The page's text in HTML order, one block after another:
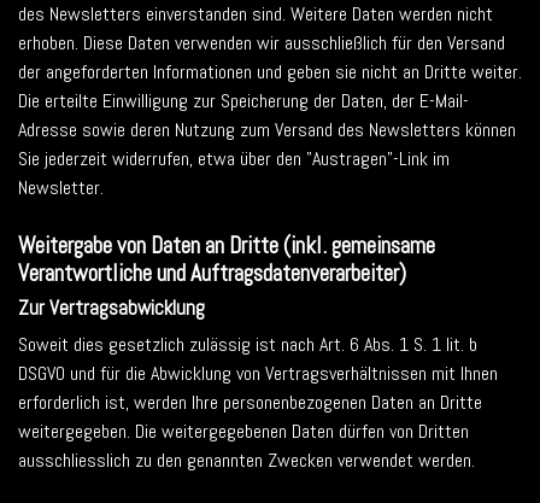
des Newsletters einverstanden sind. Weitere Daten werden nicht
erhoben. Diese Daten verwenden wir ausschließlich für den Versand
der angeforderten Informationen und geben sie nicht an Dritte weiter.
Die erteilte Einwilligung zur Speicherung der Daten, der E-Mail-
Adresse sowie deren Nutzung zum Versand des Newsletters können
Sie jederzeit widerrufen, etwa über den "Austragen"-Link im
Newsletter.
Weitergabe von Daten an Dritte (inkl. gemeinsame
Verantwortliche und Auftragsdatenverarbeiter)
Zur Vertragsabwicklung
Soweit dies gesetzlich zulässig ist nach Art. 6 Abs. 1 S. 1 lit. b
DSGVO und für die Abwicklung von Vertragsverhältnissen mit Ihnen
erforderlich ist, werden Ihre personenbezogenen Daten an Dritte
weitergegeben. Die weitergegebenen Daten dürfen von Dritten
ausschliesslich zu den genannten Zwecken verwendet werden.